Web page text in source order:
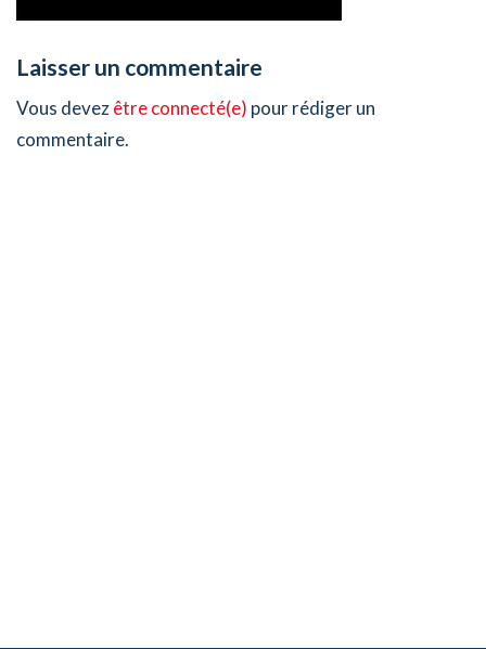
Laisser un commentaire
Vous devezêtre connecté(e) pour rédiger un
commentaire.